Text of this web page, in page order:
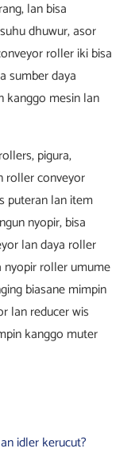
lan bisa
dhuwur, asor
roller iki bisa
sumber daya
kanggo mesin lan
pigura,
roller conveyor
puteran lan item
nyopir, bisa
lan daya roller
nyopir roller umume
biasane mimpin
lan reducer wis
kanggo muter
idler kerucut?